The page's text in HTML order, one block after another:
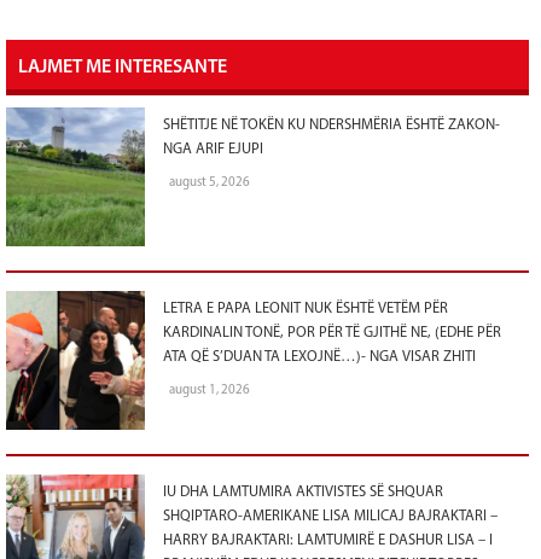
LAJMET ME INTERESANTE
SHËTITJE NË TOKËN KU NDERSHMËRIA ËSHTË ZAKON-
NGA ARIF EJUPI
august 5, 2026
LETRA E PAPA LEONIT NUK ËSHTË VETËM PËR
KARDINALIN TONË, POR PËR TË GJITHË NE, (EDHE PËR
ATA QË S’DUAN TA LEXOJNË…)- NGA VISAR ZHITI
august 1, 2026
IU DHA LAMTUMIRA AKTIVISTES SË SHQUAR
SHQIPTARO-AMERIKANE LISA MILICAJ BAJRAKTARI –
HARRY BAJRAKTARI: LAMTUMIRË E DASHUR LISA – I